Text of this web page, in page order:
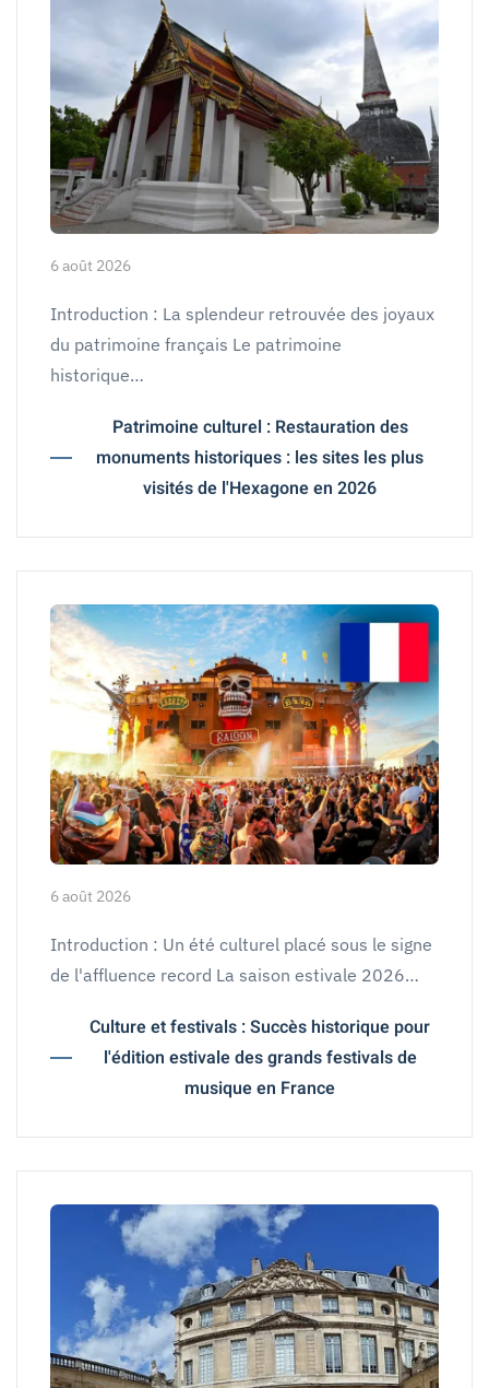
6 août 2026
Introduction : La splendeur retrouvée des joyaux
du patrimoine français Le patrimoine
historique…
Patrimoine culturel : Restauration des
monuments historiques : les sites les plus
visités de l'Hexagone en 2026
6 août 2026
Introduction : Un été culturel placé sous le signe
de l'affluence record La saison estivale 2026…
Culture et festivals : Succès historique pour
l'édition estivale des grands festivals de
musique en France